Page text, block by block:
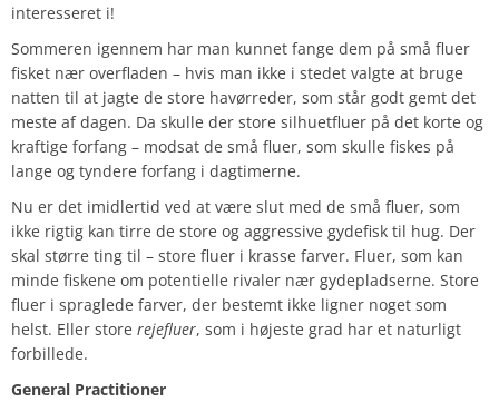
interesseret i!
Sommeren igennem har man kunnet fange dem på små fluer
fisket nær overfladen – hvis man ikke i stedet valgte at bruge
natten til at jagte de store havørreder, som står godt gemt det
meste af dagen. Da skulle der store silhuetfluer på det korte og
kraftige forfang – modsat de små fluer, som skulle fiskes på
lange og tyndere forfang i dagtimerne.
Nu er det imidlertid ved at være slut med de små fluer, som
ikke rigtig kan tirre de store og aggressive gydefisk til hug. Der
skal større ting til – store fluer i krasse farver. Fluer, som kan
minde fiskene om potentielle rivaler nær gydepladserne. Store
fluer i spraglede farver, der bestemt ikke ligner noget som
helst. Eller store rejefluer, som i højeste grad har et naturligt
forbillede.
General Practitioner